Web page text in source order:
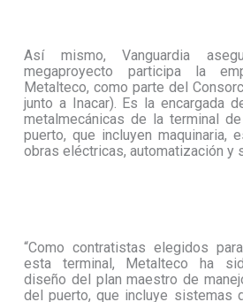
Así mismo, Vanguardia
megaproyecto participa la
Metalteco, como parte del
junto a Inacar). Es la encargada
metalmecánicas de la terminal
puerto, que incluyen maquinaria,
obras eléctricas, automatización y
“Como contratistas elegidos
esta terminal, Metalteco ha
diseño del plan maestro de
del puerto, que incluye sistemas